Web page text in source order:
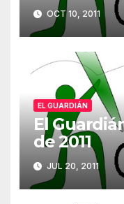
OCT 10, 2011
EL GUARDIÁN
El
de 2011
JUL 20, 2011